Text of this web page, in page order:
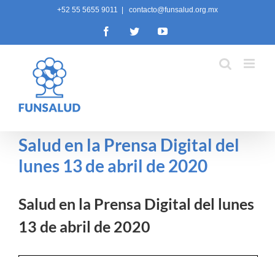
+52 55 5655 9011 contacto@funsalud.org.mx
FacebookTwitterYouTube
Salud en la Prensa Digital del
lunes 13 de abril de 2020
Salud en la Prensa Digital del lunes
13 de abril de 2020